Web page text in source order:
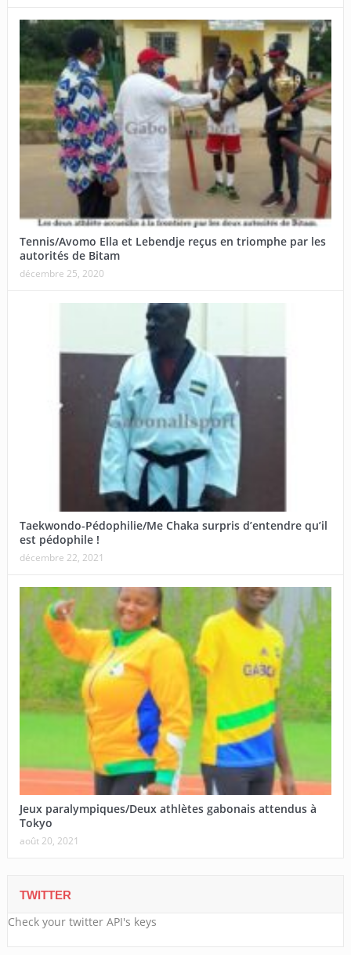
Tennis/Avomo Ella et Lebendje reçus en triomphe par les
autorités de Bitam
décembre 25, 2020
Taekwondo-Pédophilie/Me Chaka surpris d’entendre qu’il
est pédophile !
décembre 22, 2021
Jeux paralympiques/Deux athlètes gabonais attendus à
Tokyo
août 20, 2021
TWITTER
Check your twitter API's keys